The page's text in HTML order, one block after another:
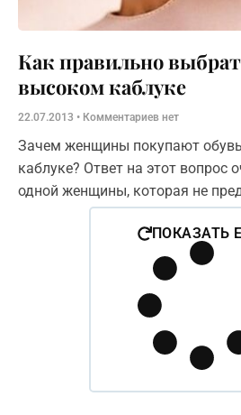
Как правильно
высоком каблуке
22.07.2013 Комментариев нет
Зачем женщины покупают
каблуке? Ответ на этот вопрос
одной женщины, которая не
гордо и элегантно плывущей на
ПОКАЗАТЬ